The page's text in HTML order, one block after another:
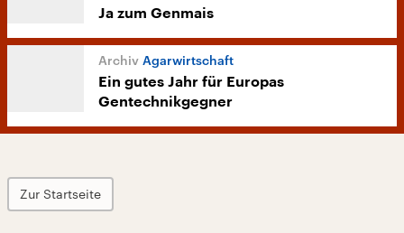
Ja zum Genmais
Agarwirtschaft
Ein gutes Jahr für Europas
Gentechnikgegner
Zur Startseite